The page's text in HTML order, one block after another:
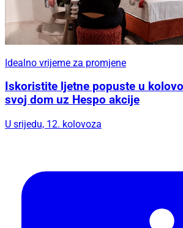
Idealno vrijeme za promjene
Iskoristite ljetne popuste u
svoj dom uz Hespo akcije
U srijedu, 12. kolovoza